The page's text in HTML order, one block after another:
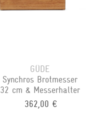
GÜDE
Synchros Brotmesser
32 cm & Messerhalter
362,00 €